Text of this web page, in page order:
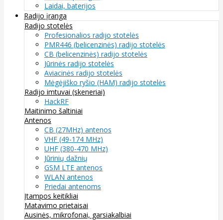
Laidai, baterijos
Radijo įranga
Radijo stotelės
Profesionalios radijo stotelės
PMR446 (belicenzinės) radijo stotelės
CB (belicenzinės) radijo stotelės
Jūrinės radijo stotelės
Aviacinės radijo stotelės
Mėgėjiško ryšio (HAM) radijo stotelės
Radijo imtuvai (skeneriai)
HackRF
Maitinimo šaltiniai
Antenos
CB (27MHz) antenos
VHF (49-174 MHz)
UHF (380-470 MHz)
Jūrinių dažnių
GSM LTE antenos
WLAN antenos
Priedai antenoms
Įtampos keitikliai
Matavimo prietaisai
Ausinės, mikrofonai, garsiakalbiai